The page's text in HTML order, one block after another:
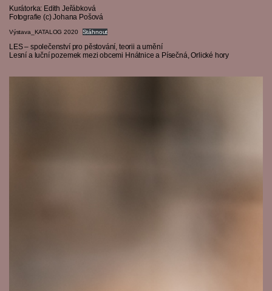
Kurátorka: Edith Jeřábková
Fotografie (c) Johana Pošová
Výstava_KATALOG 2020 Stáhnout
LES – společenství pro pěstování, teorii a umění
Lesní a luční pozemek mezi obcemi Hnátnice a Písečná, Orlické hory